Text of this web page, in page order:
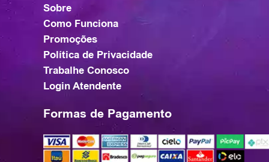
Sobre
Como Funciona
Promoções
Política de Privacidade
Trabalhe Conosco
Login Atendente
Formas de Pagamento